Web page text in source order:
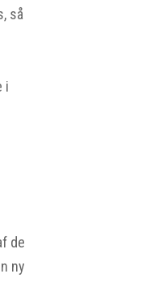
så
i
de
ny